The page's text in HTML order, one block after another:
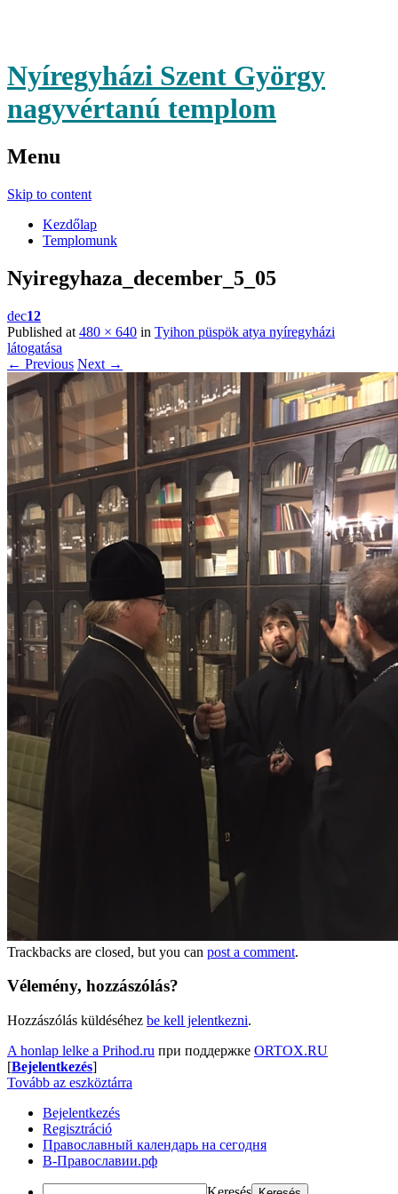
Nyíregyházi Szent György
nagyvértanú templom
Menu
Skip to content
Kezdőlap
Templomunk
Nyiregyhaza_december_5_05
dec12
Published at 480 × 640 in Tyihon püspök atya nyíregyházi
látogatása
← Previous Next →
Trackbacks are closed, but you can post a comment.
Vélemény, hozzászólás?
Hozzászólás küldéséhez be kell jelentkezni.
A honlap lelke a Prihod.ru при поддержке ORTOX.RU
[Bejelentkezés]
Tovább az eszköztárra
Bejelentkezés
Regisztráció
Православный календарь на сегодня
В-Православии.рф